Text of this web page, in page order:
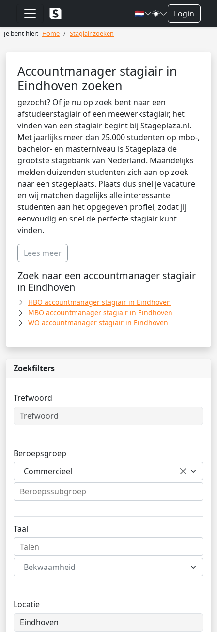
🇳🇱 Login
Je bent hier: Home Stagiair zoeken
Accountmanager stagiair in
Eindhoven zoeken
gezocht? Of je nu op zoek bent naar een
afstudeerstagiair of een meewerkstagiair, het
vinden van een stagiair begint bij Stageplaza.nl.
Met jaarlijks meer dan 25.000 studenten op mbo-,
bachelor- en masterniveau is Stageplaza de
grootste stagebank van Nederland. Maandelijks
melden duizenden studenten zich aan op zoek
naar een stageplaats. Plaats dus snel je vacature
en wij matchen dagelijks alle interessante
studenten aan het opgegeven profiel, zodat jij
eenvoudig en snel de perfecte stagiair kunt
vinden.
Lees meer
Zoek naar een accountmanager stagiair
in Eindhoven
HBO accountmanager stagiair in Eindhoven
MBO accountmanager stagiair in Eindhoven
WO accountmanager stagiair in Eindhoven
Zoekfilters
Trefwoord
Beroepsgroep
Commercieel
Taal
Bekwaamheid
Locatie